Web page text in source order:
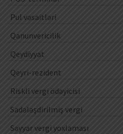
Pul vəsaitləri
Qanunvericilik
Qeydiyyat
Qeyri-rezident
Riskli vergi ödəyicisi
Sadələşdirilmiş vergi
Səyyar vergi yoxlaması